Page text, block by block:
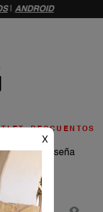
| ANDROID
DESCUENTOS
y contraseña
X